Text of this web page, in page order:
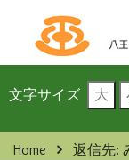
文字サイズ 大
Home 返信先: